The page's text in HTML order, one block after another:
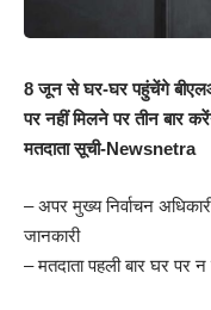
8 जून से घर-घर पहुंचेंगे
पर नहीं मिलने पर तीन बार
मतदाता सूची-Newsnetra
– अपर मुख्य निर्वाचन
जानकारी
– मतदाता पहली बार घर पर